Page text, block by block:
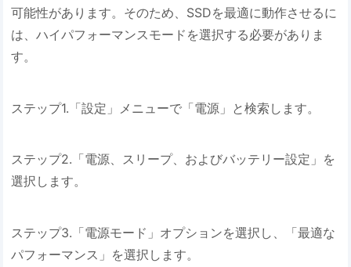
可能性があります。そのため、SSDを最適に動作させるに
は、ハイパフォーマンスモードを選択する必要がありま
す。
ステップ1.「設定」メニューで「電源」と検索します。
ステップ2.「電源、スリープ、およびバッテリー設定」を
選択します。
ステップ3.「電源モード」オプションを選択し、「最適な
パフォーマンス」を選択します。